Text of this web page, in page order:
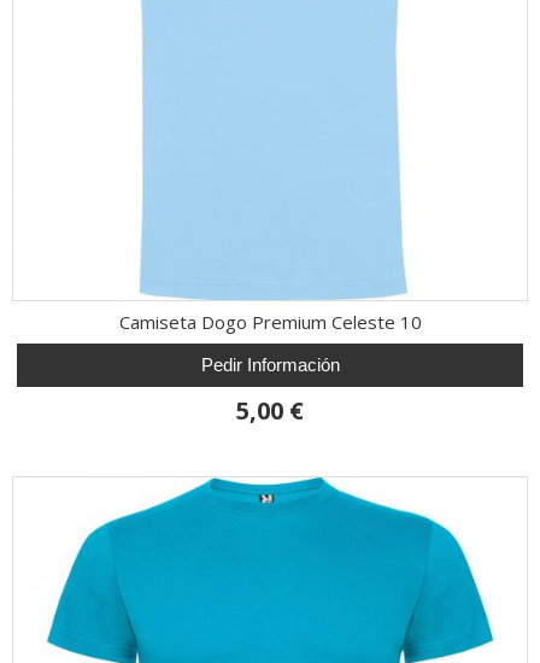
Camiseta Dogo Premium Celeste 10
Pedir Información
5,00 €